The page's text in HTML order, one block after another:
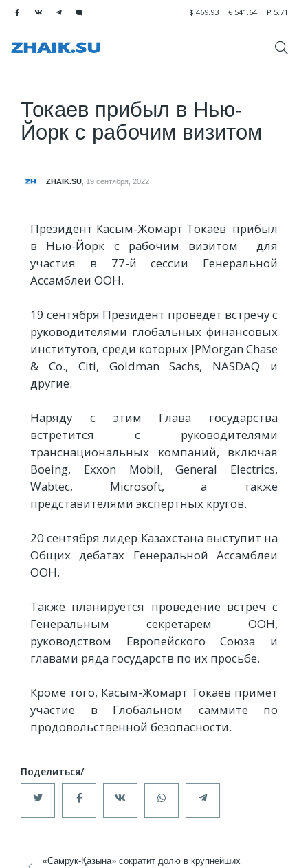
$ 469.93 € 541.64 ₽ 5.71
Токаев прибыл в Нью-
Йорк с рабочим визитом
ZHAIK.SU 19 сентября, 2022
Президент Касым-Жомарт Токаев прибыл
в Нью-Йорк с рабочим визитом для
участия в 77-й сессии Генеральной
Ассамблеи ООН.
19 сентября Президент проведет встречу с
руководителями глобальных финансовых
институтов, среди которых JPMorgan Chase
& Co., Citi, Goldman Sachs, NASDAQ и
другие.
Наряду с этим Глава государства
встретится с руководителями
транснациональных компаний, включая
Boeing, Exxon Mobil, General Electrics,
Wabtec, Microsoft, а также
представителями экспертных кругов.
20 сентября лидер Казахстана выступит на
Общих дебатах Генеральной Ассамблеи
ООН.
Также планируется проведение встреч с
Генеральным секретарем ООН,
руководством Европейского Союза и
главами ряда государств по их просьбе.
Кроме того, Касым-Жомарт Токаев примет
участие в Глобальном саммите по
продовольственной безопасности.
«Самрук-Қазына» сократит долю в крупнейших